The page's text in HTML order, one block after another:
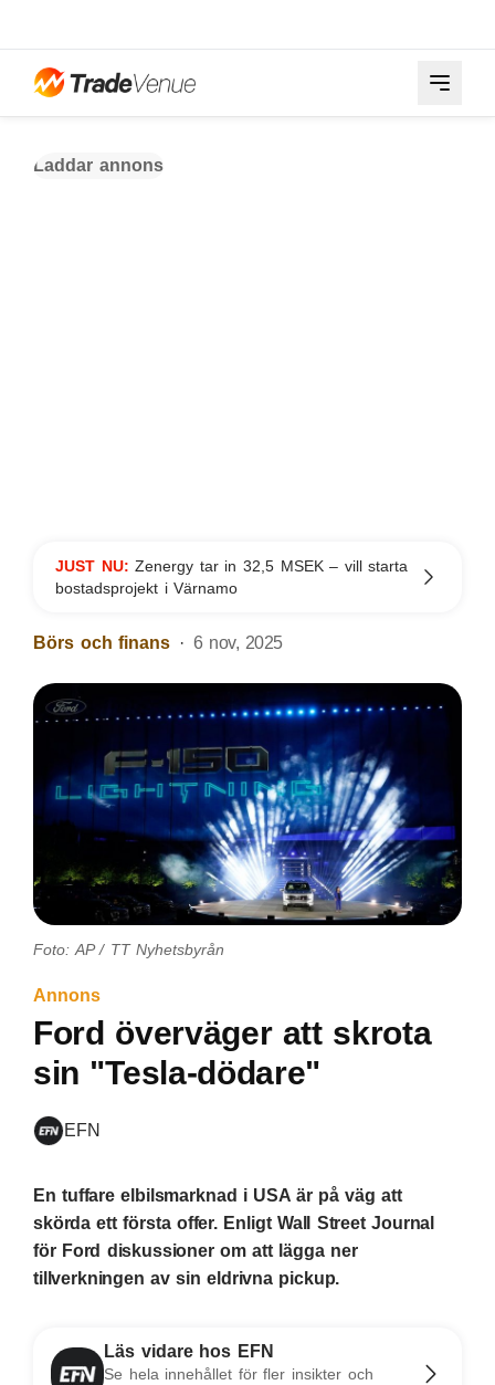
Laddar annons
JUST NU:Zenergy tar in 32,5 MSEK – vill starta
bostadsprojekt i Värnamo
Börs och finans 6 nov, 2025
Foto: AP / TT Nyhetsbyrån
Annons
Ford överväger att skrota
sin "Tesla-dödare"
EFN
En tuffare elbilsmarknad i USA är på väg att
skörda ett första offer. Enligt Wall Street Journal
för Ford diskussioner om att lägga ner
tillverkningen av sin eldrivna pickup.
Läs vidare hos EFN
Se hela innehållet för fler insikter och